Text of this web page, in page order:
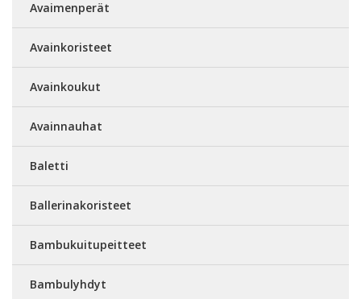
Avaimenperät
Avainkoristeet
Avainkoukut
Avainnauhat
Baletti
Ballerinakoristeet
Bambukuitupeitteet
Bambulyhdyt